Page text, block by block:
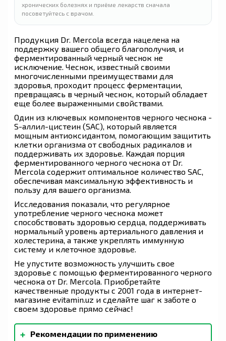
хронических болезнях и приёме лекарств сначала
посоветуйтесь с врачом.
Продукция Dr. Mercola всегда нацелена на
поддержку вашего общего благополучия, и
ферментированный черный чеснок не
исключение. Чеснок, известный своими
многочисленными преимуществами для
здоровья, проходит процесс ферментации,
превращаясь в черный чеснок, который обладает
еще более выраженными свойствами.
Один из ключевых компонентов черного чеснока -
S-аллил-цистеин (SAC), который является
мощным антиоксидантом, помогающим защитить
клетки организма от свободных радикалов и
поддерживать их здоровье. Каждая порция
ферментированного черного чеснока от Dr.
Mercola содержит оптимальное количество SAC,
обеспечивая максимальную эффективность и
пользу для вашего организма.
Исследования показали, что регулярное
употребление черного чеснока может
способствовать здоровью сердца, поддерживать
нормальный уровень артериального давления и
холестерина, а также укреплять иммунную
систему и клеточное здоровье.
Не упустите возможность улучшить свое
здоровье с помощью ферментированного черного
чеснока от Dr. Mercola. Приобретайте
качественные продукты с 2001 года в интернет-
магазине evitamin.uz и сделайте шаг к заботе о
своем здоровье прямо сейчас!
+ Рекомендации по применению